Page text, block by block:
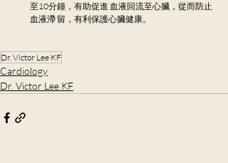
至10分鐘，有助促進 血液回流至心臟，從而防止
血液滯 留，有利保護心臟健康。
Dr. Victor Lee KF
Cardiology
Dr. Victor Lee KF